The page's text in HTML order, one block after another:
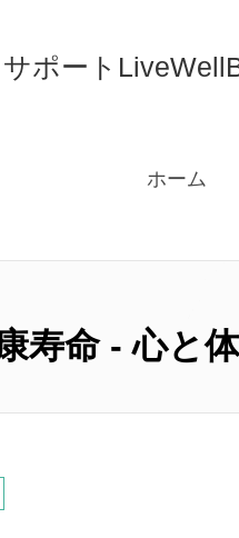
ポート
ホーム
寿命 - 心と